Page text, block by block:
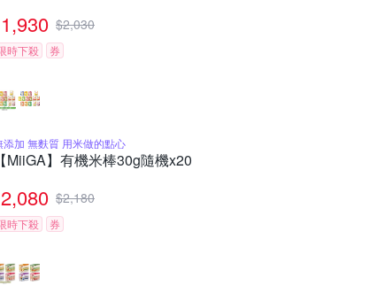
1,930 $2,030
時下殺 券
添加 無麩質 用米做的點心
MiiGA】有機米棒30g隨機x20
2,080 $2,180
時下殺 券